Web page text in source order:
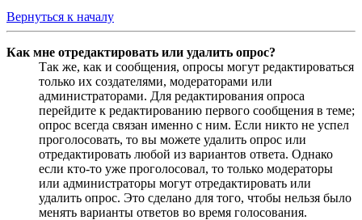
Вернуться к началу
Как мне отредактировать или удалить опрос?
Так же, как и сообщения, опросы могут редактироваться
только их создателями, модераторами или
администраторами. Для редактирования опроса
перейдите к редактированию первого сообщения в теме;
опрос всегда связан именно с ним. Если никто не успел
проголосовать, то вы можете удалить опрос или
отредактировать любой из вариантов ответа. Однако
если кто-то уже проголосовал, то только модераторы
или администраторы могут отредактировать или
удалить опрос. Это сделано для того, чтобы нельзя было
менять варианты ответов во время голосования.